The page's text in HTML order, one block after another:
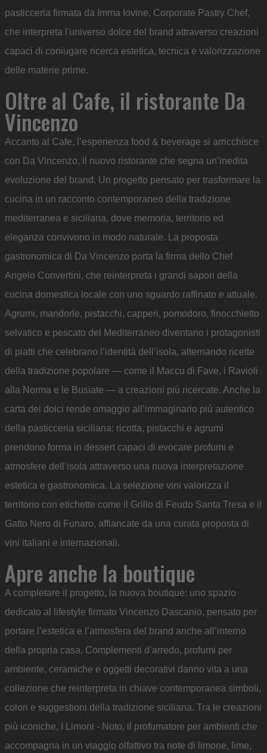
pasticceria firmata da Imma Iovine, Corporate Pastry Chef,
che interpreta l'universo dolce del brand attraverso creazioni
capaci di coniugare ricerca estetica, tecnica e valorizzazione
delle materie prime.
Oltre al Cafe, il ristorante Da
Vincenzo
Accanto al Cafe, l’esperienza food & beverage si arricchisce
con Da Vincenzo, il nuovo ristorante che segna un’inedita
evoluzione del brand. Un progetto pensato per trasformare la
cucina in un racconto contemporaneo della tradizione
mediterranea e siciliana, dove memoria, territorio ed
eleganza convivono in modo naturale. La proposta
gastronomica di Da Vincenzo porta la firma dello Chef
Angelo Convertini, che reinterpreta i grandi sapori della
cucina domestica locale con uno sguardo raffinato e attuale.
Agrumi, mandorle, pistacchi, capperi, pomodoro, finocchietto
selvatico e pescato del Mediterraneo diventano i protagonisti
di piatti che celebrano l’identità dell’isola, alternando ricette
della tradizione popolare — come il Maccu di Fave, i Ravioli
alla Norma e le Busiate — a creazioni più ricercate. Anche la
carta dei dolci rende omaggio all’immaginario più autentico
della pasticceria siciliana: ricotta, pistacchi e agrumi
prendono forma in dessert capaci di evocare profumi e
atmosfere dell’isola attraverso una nuova interpretazione
estetica e gastronomica. La selezione vini valorizza il
territorio con etichette come il Grillo di Feudo Santa Tresa e il
Gatto Nero di Funaro, affiancate da una curata proposta di
vini italiani e internazionali.
Apre anche la boutique
A completare il progetto, la nuova boutique: uno spazio
dedicato al lifestyle firmato Vincenzo Dascanio, pensato per
portare l’estetica e l’atmosfera del brand anche all’interno
della propria casa. Complementi d’arredo, profumi per
ambiente, ceramiche e oggetti decorativi danno vita a una
collezione che reinterpreta in chiave contemporanea simboli,
colori e suggestioni della tradizione siciliana. Tra le creazioni
più iconiche, I Limoni - Noto, il profumatore per ambienti che
accompagna in un viaggio olfattivo tra note di limone, lime,